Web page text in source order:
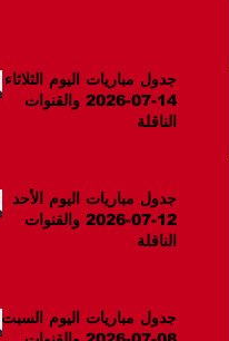
جدول مباريات اليوم الثلاثاء
14-07-2026 والقنوات
الناقلة
جدول مباريات اليوم الأحد
12-07-2026 والقنوات
الناقلة
جدول مباريات اليوم السبت